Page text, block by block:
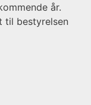
år.
til bestyrelsen